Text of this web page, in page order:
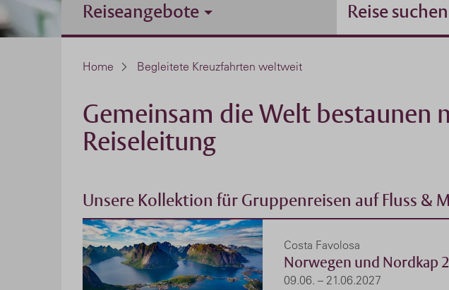
Reiseangebote Reise suchen
Home Begleitete Kreuzfahrten weltweit
Gemeinsam die Welt
Reiseleitung
Unsere Kollektion für Gruppenreisen auf Fluss &
Costa Favolosa
Norwegen und Nordkap
09.06. – 21.06.2027